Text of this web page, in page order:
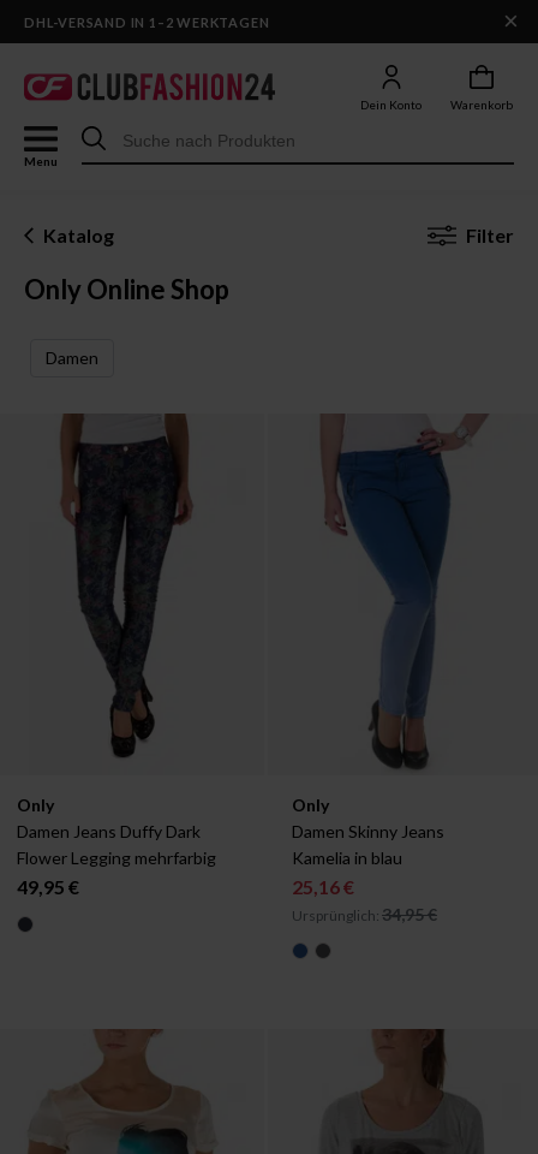
Dein Konto Warenkorb
Menu
DHL-VERSAND IN 1–2 WERKTAGEN ×
Katalog Filter
Only Online Shop
Damen
Verfügbar in:
XS
XL
Only
Damen Jeans Duffy Dark
Flower Legging mehrfarbig
49,95 €
Verfügbar in:
W25
W26
Only
Damen Skinny Jeans
Kamelia in blau
25,16 €
Ursprünglich: 34,95 €